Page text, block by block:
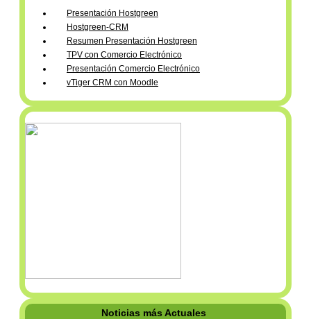
Presentación Hostgreen
Hostgreen-CRM
Resumen Presentación Hostgreen
TPV con Comercio Electrónico
Presentación Comercio Electrónico
vTiger CRM con Moodle
Noticias más Actuales